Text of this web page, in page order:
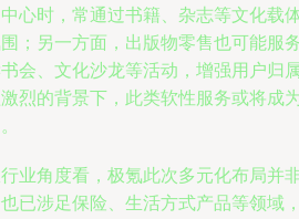
心时，常通过书籍、杂志等文化载
；另一方面，出版物零售也可能服
会、文化沙龙等活动，增强用户归
烈的背景下，此类软性服务或将成
业角度看，极氪此次多元化布局并
已涉足保险、生活方式产品等领域